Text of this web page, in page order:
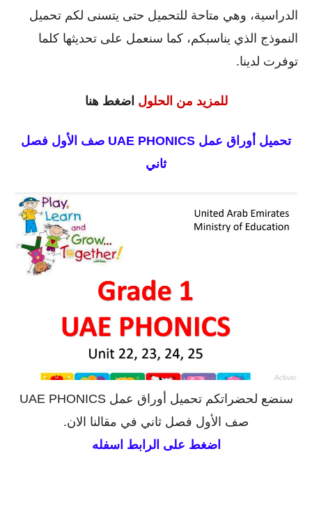
الدراسية، وهي متاحة للتحميل حتى يتسنى لكم تحميل
النموذج الذي يناسبكم، كما سنعمل على تحديثها كلما
توفرت لدينا.
للمزيد من الحلول اضغط هنا
تحميل أوراق عمل UAE PHONICS صف الأول فصل
ثاني
سنضع لحضراتكم تحميل أوراق عمل UAE PHONICS
صف الأول فصل ثاني في مقالنا الان.
اضغط على الرابط اسفله